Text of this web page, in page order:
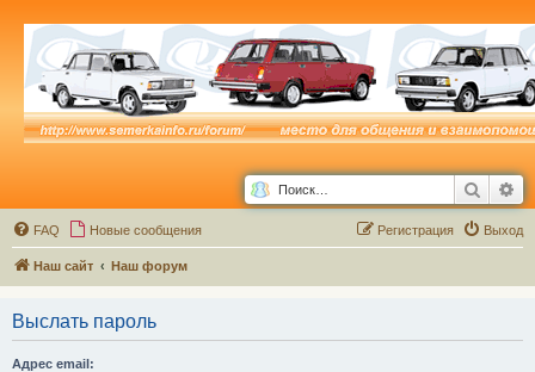
Поиск
FAQ Новые сообщения Выход
Регистрация
Наш сайт Наш форум
Выслать пароль
Адрес email: